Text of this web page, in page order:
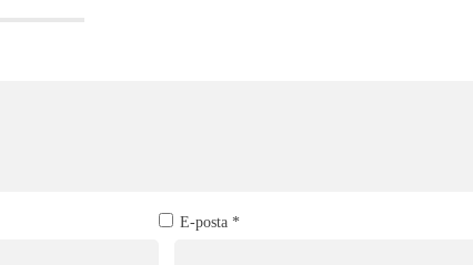
E-posta *